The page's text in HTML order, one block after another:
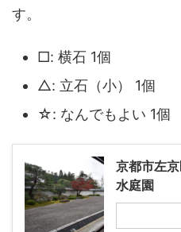
す。
□: 横石 1個
△: 立石（小） 1個
☆: なんでもよい 1個
京都市左
水庭園